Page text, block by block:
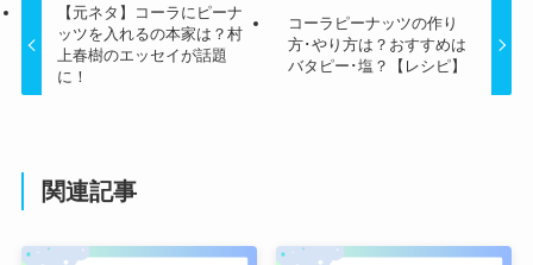
【元ネタ】コーラにピーナ
ッツを入れるの本家は？村
上春樹のエッセイが話題
に！
コーラピーナッツの作り
方･やり方は？おすすめは
バタピー･塩？【レシピ】
関連記事